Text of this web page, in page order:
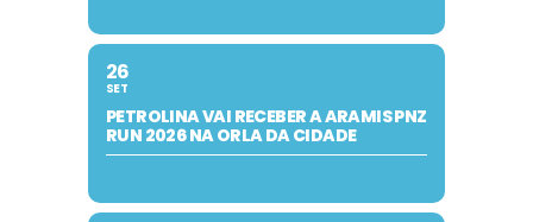
26
SET
PETROLINA VAI RECEBER A ARAMIS PNZ
RUN 2026 NA ORLA DA CIDADE